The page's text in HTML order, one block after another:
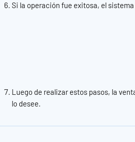
Si la operación fue exitosa, el
Luego de realizar estos pasos, la
lo desee.